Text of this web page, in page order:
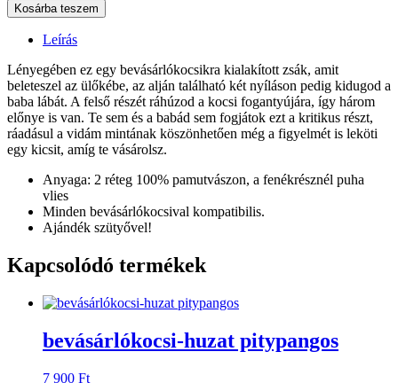
Kosárba teszem
Leírás
Lényegében ez egy bevásárlókocsikra kialakított zsák, amit
beleteszel az ülőkébe, az alján található két nyíláson pedig kidugod a
baba lábát. A felső részét ráhúzod a kocsi fogantyújára, így három
előnye is van. Te sem és a babád sem fogjátok ezt a kritikus részt,
ráadásul a vidám mintának köszönhetően még a figyelmét is leköti
egy kicsit, amíg te vásárolsz.
Anyaga: 2 réteg 100% pamutvászon, a fenékrésznél puha
vlies
Minden bevásárlókocsival kompatibilis.
Ajándék szütyővel!
Kapcsolódó termékek
bevásárlókocsi-huzat pitypangos
7 900 Ft